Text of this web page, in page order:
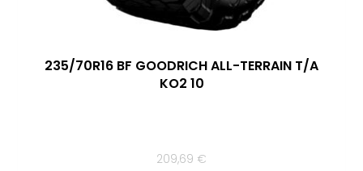
235/70R16 BF GOODRICH ALL-TERRAIN T/A
KO2 10
209,69 €